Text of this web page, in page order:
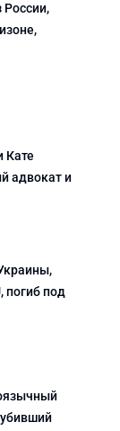
России,
Кате
адвокат и
погиб под